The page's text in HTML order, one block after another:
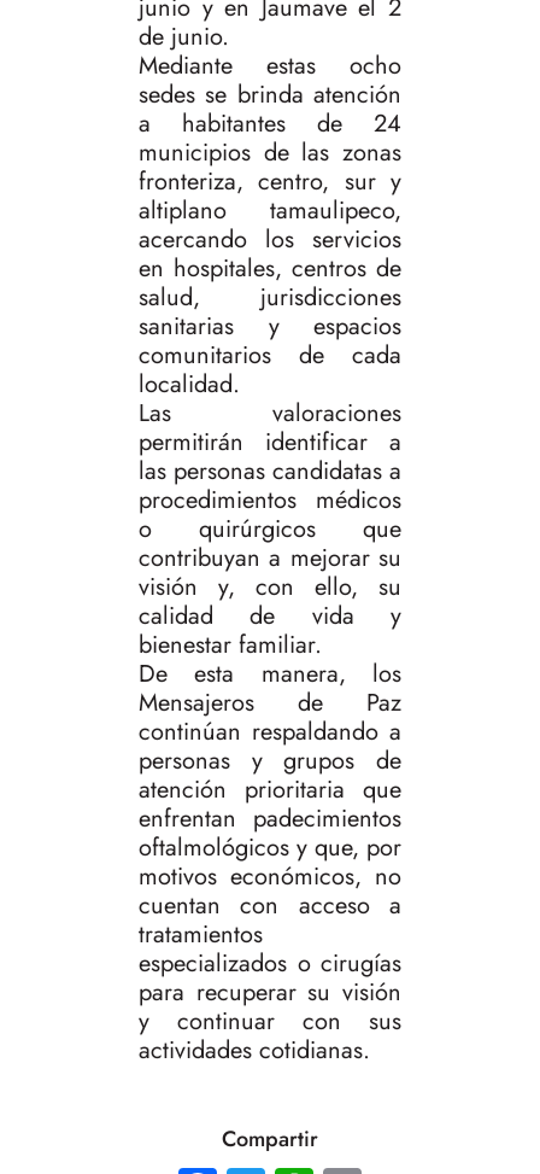
junio y en Jaumave el 2
de junio.
Mediante estas ocho
sedes se brinda atención
a habitantes de 24
municipios de las zonas
fronteriza, centro, sur y
altiplano tamaulipeco,
acercando los servicios
en hospitales, centros de
salud, jurisdicciones
sanitarias y espacios
comunitarios de cada
localidad.
Las valoraciones
permitirán identificar a
las personas candidatas a
procedimientos médicos
o quirúrgicos que
contribuyan a mejorar su
visión y, con ello, su
calidad de vida y
bienestar familiar.
De esta manera, los
Mensajeros de Paz
continúan respaldando a
personas y grupos de
atención prioritaria que
enfrentan padecimientos
oftalmológicos y que, por
motivos económicos, no
cuentan con acceso a
tratamientos
especializados o cirugías
para recuperar su visión
y continuar con sus
actividades cotidianas.
Compartir